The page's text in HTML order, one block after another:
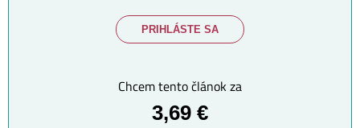
PRIHLÁSTE SA
Chcem tento článok za
3,69 €